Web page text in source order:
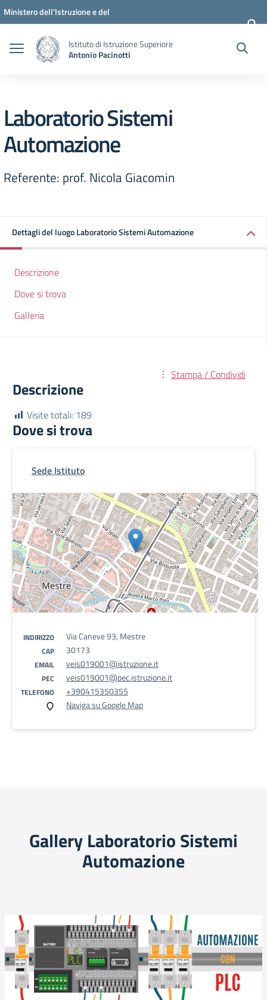
Vai ai contenuti
Vai al menu di navigazione
Vai al footer
Ministero dell'Istruzione e del
Istituto di Istruzione Superiore
Antonio Pacinotti
Laboratorio Sistemi
Automazione
Referente: prof. Nicola Giacomin
Dettagli del luogo Laboratorio Sistemi Automazione
Descrizione
Dove si trova
Galleria
Stampa / Condividi
Descrizione
Visite totali: 189
Dove si trova
Sede Istituto
INDIRIZZO Via Caneve 93, Mestre
CAP 30173
EMAIL veis019001@istruzione.it
PEC veis019001@pec.istruzione.it
TELEFONO
+390415350355
Naviga su Google Map
Gallery Laboratorio Sistemi
Automazione